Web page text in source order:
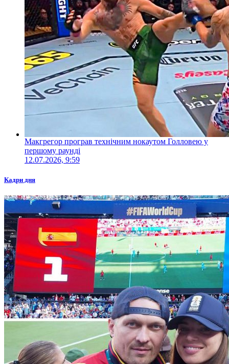
Макгрегор програв технічним нокаутом Голловею у
першому раунді
12.07.2026, 9:59
Кадри дня